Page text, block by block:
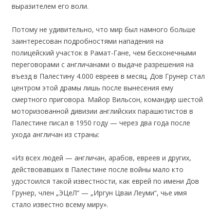
выразителем его воли.
Потому не удивительно, что мир был намного больше
заинтересован подробностями нападения на
полицейский участок в Рамат-Гане, чем бесконечными
переговорами с англичанами о выдаче разрешения на
въезд в Палестину 4.000 евреев в месяц. Дов Грунер стал
центром этой драмы лишь после вынесения ему
смертного приговора. Майор Вильсон, командир шестой
моторизованной дивизии английских парашютистов в
Палестине писал в 1950 году — через два года после
ухода англичан из страны:
«Из всех людей — англичан, арабов, евреев и других,
действовавших в Палестине после войны мало кто
удостоился такой известности, как еврей по имени Дов
Грунер, член „ЭЦеЛ“ — „Иргун Цваи Леуми“, чье имя
стало известно всему миру».